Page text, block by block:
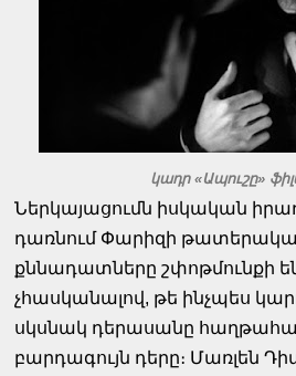
կադր «Ապուշը»
Ներկայացումն իսկական
դառնում Փարիզի
քննադատները շփոթմունքի
չհասկանալով, թե ինչպես
սկսնակ դերասանը
բարդագույն դերը։ Մառլեն